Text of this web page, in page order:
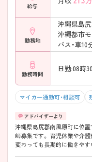
給与
勤務地
沖縄県島
沖縄都市
バス・車10
勤務時間
日勤:08時
マイカー通勤可・相談可
沖縄県島尻郡南風原町に位
師募集です。 育児休業や介
変わっても長期的に働きやす